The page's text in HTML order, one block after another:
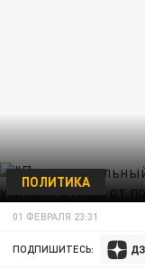
ПОЛИТИКА
01 ФЕВРАЛЯ 23:31
ПОДПИШИТЕСЬ: